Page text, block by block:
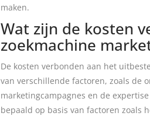
maken.
Wat zijn de kosten
zoekmachine
De kosten verbonden aan het
van verschillende factoren, zoals de
marketingcampagnes en de
bepaald op basis van factoren zoals